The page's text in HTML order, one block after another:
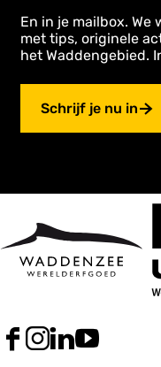
En in je mailbox. We
met tips, originele
het Waddengebied.
Schrijf je nu in
I
L
Y